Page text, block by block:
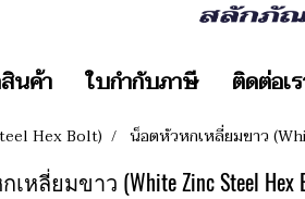
นค้า ใบกำกับภาษี ติดต่อเ
Hex Bolt) น็อตหัวหกเหลี่ยมขาว
หลี่ยมขาว (White Zinc Steel Hex